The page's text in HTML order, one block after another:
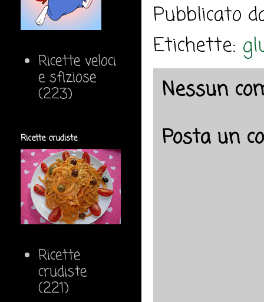
Pubblicato
Etichette:
Nessun
Posta un
Ricette veloci
e sfiziose
(223)
Ricette crudiste
Ricette
crudiste
(221)